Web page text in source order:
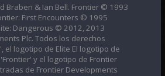
Braben & Ian Bell. Frontier © 1993
First Encounters © 1995
Dangerous © 2012, 2013
Plc. Todos los derechos
el logotipo de Elite El logotipo de
y el logotipo de Frontier
de Frontier Developments